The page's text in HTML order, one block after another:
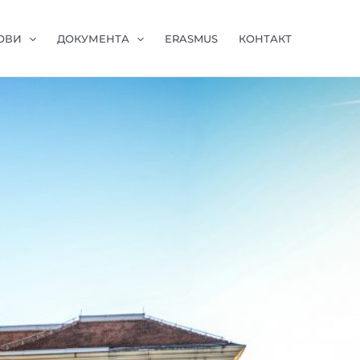
ДОКУМЕНТА ERASMUS КОНТАКТ